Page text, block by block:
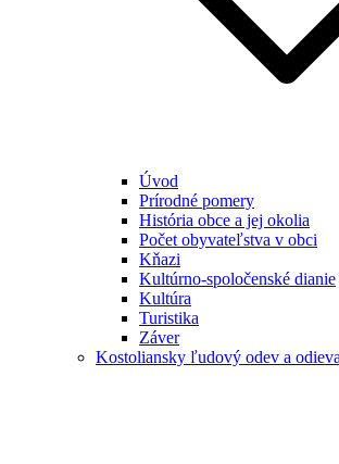
Úvod
Prírodné pomery
História obce a jej okolia
Počet obyvateľstva v obci
Kňazi
Kultúrno-spoločenské dianie
Kultúra
Turistika
Záver
Kostoliansky ľudový odev a